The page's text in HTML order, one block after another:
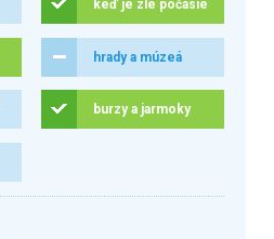
keď je zlé počasie
hrady a múzeá
burzy a jarmoky